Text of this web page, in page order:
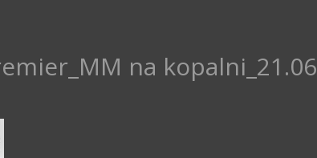
na kopalni_21.06